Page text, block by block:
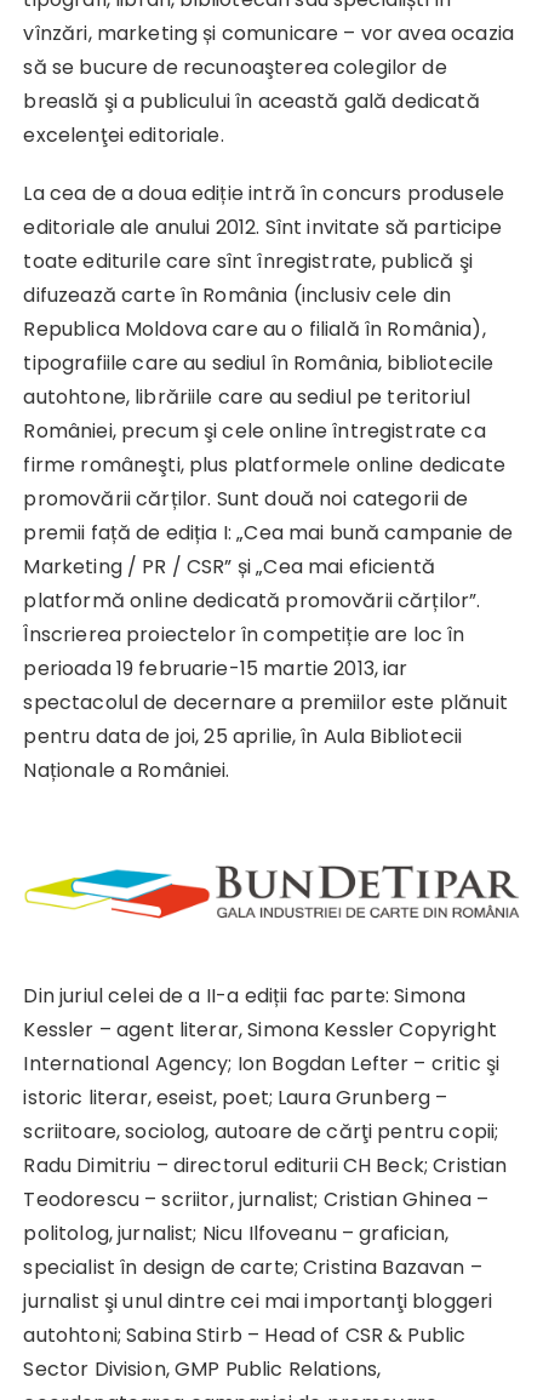
vînzări, marketing și comunicare – vor avea ocazia
să se bucure de recunoaşterea colegilor de
breaslă şi a publicului în această gală dedicată
excelenţei editoriale.
La cea de a doua ediție intră în concurs produsele
editoriale ale anului 2012. Sînt invitate să participe
toate editurile care sînt înregistrate, publică şi
difuzează carte în România (inclusiv cele din
Republica Moldova care au o filială în România),
tipografiile care au sediul în România, bibliotecile
autohtone, librăriile care au sediul pe teritoriul
României, precum şi cele online întregistrate ca
firme româneşti, plus platformele online dedicate
promovării cărților. Sunt două noi categorii de
premii față de ediția I: „Cea mai bună campanie de
Marketing / PR / CSR” și „Cea mai eficientă
platformă online dedicată promovării cărților”.
Înscrierea proiectelor în competiție are loc în
perioada 19 februarie-15 martie 2013, iar
spectacolul de decernare a premiilor este plănuit
pentru data de joi, 25 aprilie, în Aula Bibliotecii
Naționale a României.
Din juriul celei de a II-a ediții fac parte: Simona
Kessler – agent literar, Simona Kessler Copyright
International Agency; Ion Bogdan Lefter – critic şi
istoric literar, eseist, poet; Laura Grunberg –
scriitoare, sociolog, autoare de cărţi pentru copii;
Radu Dimitriu – directorul editurii CH Beck; Cristian
Teodorescu – scriitor, jurnalist; Cristian Ghinea –
politolog, jurnalist; Nicu Ilfoveanu – grafician,
specialist în design de carte; Cristina Bazavan –
jurnalist şi unul dintre cei mai importanţi bloggeri
autohtoni; Sabina Stirb – Head of CSR & Public
Sector Division, GMP Public Relations,